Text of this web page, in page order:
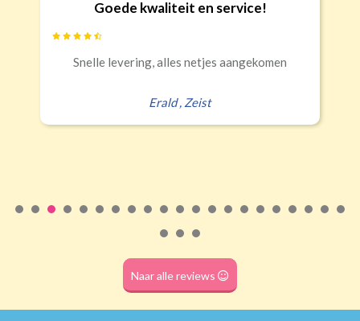
(dubbele tunnel)
Half verduisterend Volledige verduisterend
Goede kwaliteit en service!
Snelle levering, alles netjes aangekomen
Erald, Zeist
Naar alle reviews